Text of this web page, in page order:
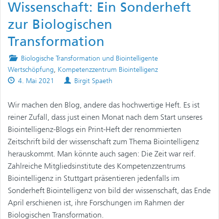
Wissenschaft: Ein Sonderheft
zur Biologischen
Transformation
Posted
in
Biologische Transformation und Biointelligente
Wertschöpfung, Kompetenzzentrum Biointelligenz
Published
4. Mai 2021 Authors
Birgit Spaeth
Wir machen den Blog, andere das hochwertige Heft. Es ist
reiner Zufall, dass just einen Monat nach dem Start unseres
Biointelligenz-Blogs ein Print-Heft der renommierten
Zeitschrift bild der wissenschaft zum Thema Biointelligenz
herauskommt. Man könnte auch sagen: Die Zeit war reif.
Zahlreiche Mitgliedsinstitute des Kompetenzzentrums
Biointelligenz in Stuttgart präsentieren jedenfalls im
Sonderheft Biointelligenz von bild der wissenschaft, das Ende
April erschienen ist, ihre Forschungen im Rahmen der
Biologischen Transformation.